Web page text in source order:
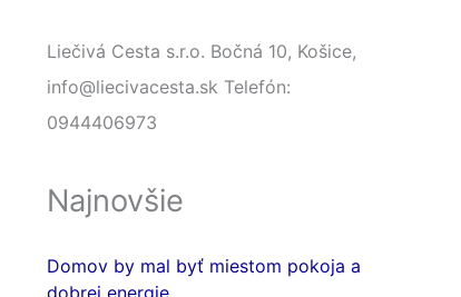
Liečivá Cesta s.r.o. Bočná 10, Košice,
info@liecivacesta.sk Telefón:
0944406973
Najnovšie
Domov by mal byť miestom pokoja a